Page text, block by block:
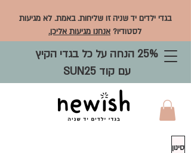
בגדי ילדים יד שניה זו שליחות. באמת. לא מגיעות
לסטודיו? אנחנו מגיעות אליכן.
25% הנחה על כל בגדי הקיץ
עם קוד SUN25
סינון